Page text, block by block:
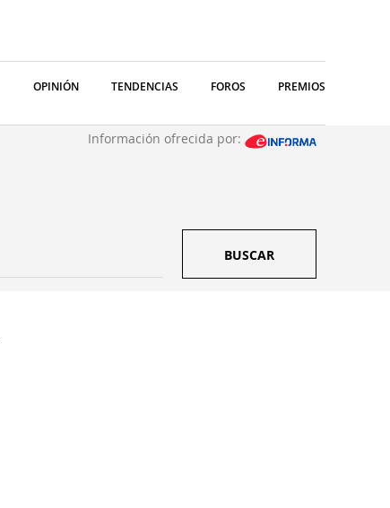
OPINIÓN TENDENCIAS FOROS PREMIOS
Información ofrecida por:
BUSCAR